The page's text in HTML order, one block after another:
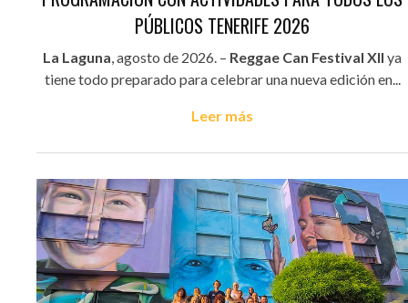
PÚBLICOS TENERIFE 2026
La Laguna, agosto de 2026. – Reggae Can Festival XII ya
tiene todo preparado para celebrar una nueva edición en...
Leer más